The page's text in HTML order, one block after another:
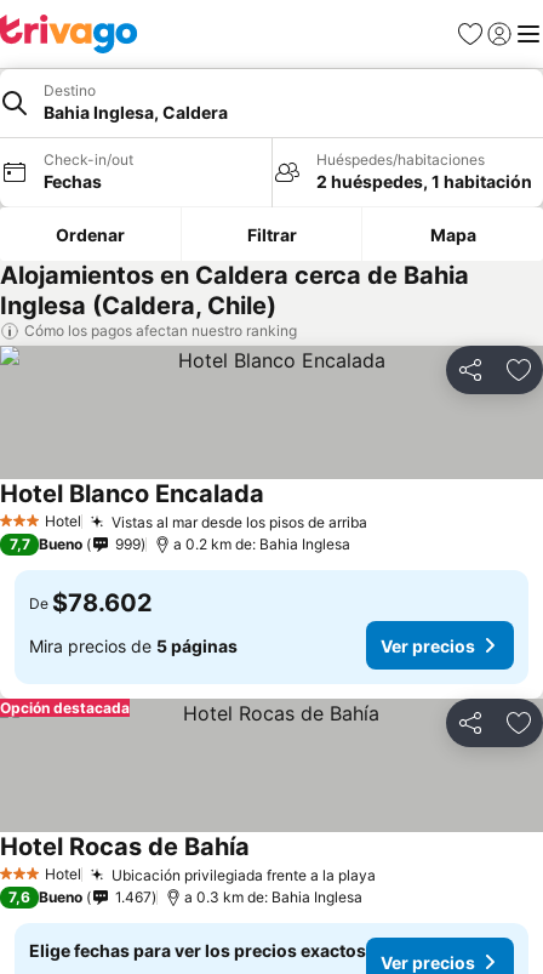
Favoritos
Iniciar
Destino
Bahia Inglesa, Caldera
Check-in/out
Fechas
Huéspedes/habitaciones
2 huéspedes, 1 habitación
Ordenar Filtrar Mapa
Alojamientos en Caldera cerca de Bahia
Inglesa (Caldera, Chile)
Cómo los pagos afectan nuestro ranking
Compartir
3 Estrellas
Hotel Vistas al mar desde los pisos de arriba
Hotel Blanco Encalada
7,7 Bueno 999 a 0.2 km de: Bahia Inglesa
De $78.602
Mira precios de 5 páginas Ver precios
Compartir
Opción destacada
3 Estrellas
Hotel Ubicación privilegiada frente a la playa
Hotel Rocas de Bahía
7,6 Bueno 1.467 a 0.3 km de: Bahia Inglesa
Elige fechas para ver los precios exactos
Ver precios